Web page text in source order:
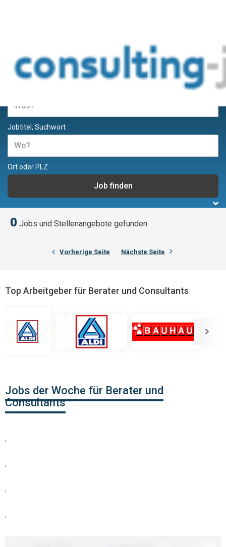
Jobs und Stellenangebote für
Berater und Consultants
Jobtitel, Suchwort
Ort oder PLZ
0 Jobs und Stellenangebote gefunden
Vorherige Seite Nächste Seite
Top Arbeitgeber für Berater und Consultants
Jobs der Woche für Berater und
Consultants
,
,
,
,